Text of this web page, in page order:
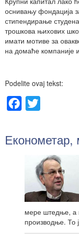
оснивању фондација
стипендирање
трошкова њихових
имати мотиве за
на домаће компаније
Podelite ovaj tekst:
Facebook
Економетар,
мере штедње, а
производње. То